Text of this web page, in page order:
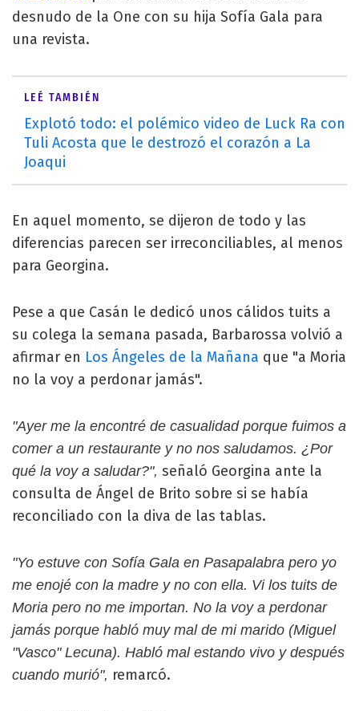
desnudo de la One con su hija Sofía Gala para
una revista.
LEÉ TAMBIÉN
Explotó todo: el polémico video de Luck Ra con
Tuli Acosta que le destrozó el corazón a La
Joaqui
En aquel momento, se dijeron de todo y las
diferencias parecen ser irreconciliables, al menos
para Georgina.
Pese a que Casán le dedicó unos cálidos tuits a
su colega la semana pasada, Barbarossa volvió a
afirmar en Los Ángeles de la Mañana que "a Moria
no la voy a perdonar jamás".
"Ayer me la encontré de casualidad porque fuimos a
comer a un restaurante y no nos saludamos. ¿Por
qué la voy a saludar?", señaló Georgina ante la
consulta de Ángel de Brito sobre si se había
reconciliado con la diva de las tablas.
"Yo estuve con Sofía Gala en Pasapalabra pero yo
me enojé con la madre y no con ella. Vi los tuits de
Moria pero no me importan. No la voy a perdonar
jamás porque habló muy mal de mi marido (Miguel
"Vasco" Lecuna). Habló mal estando vivo y después
cuando murió", remarcó.